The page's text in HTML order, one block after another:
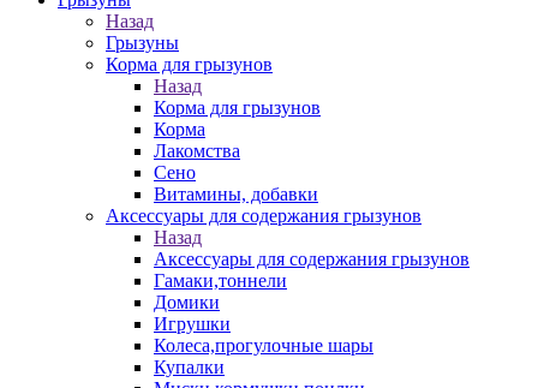
Назад
Грызуны
Корма для грызунов
Назад
Корма для грызунов
Корма
Лакомства
Сено
Витамины, добавки
Аксессуары для содержания грызунов
Назад
Аксессуары для содержания грызунов
Гамаки,тоннели
Домики
Игрушки
Колеса,прогулочные шары
Купалки